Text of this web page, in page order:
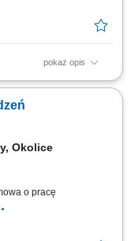
pokaż opis
numerycznych w
mocowanie
roboczej;
Okolice
o pracę